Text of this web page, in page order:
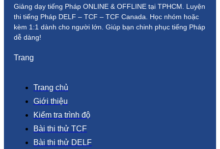
Giảng dạy tiếng Pháp ONLINE & OFFLINE tại TPHCM. Luyện
thi tiếng Pháp DELF – TCF – TCF Canada. Học nhóm hoặc
kèm 1:1 dành cho người lớn. Giúp bạn chinh phục tiếng Pháp
dễ dàng!
Trang
Trang chủ
Giới thiệu
Kiểm tra trình độ
Bài thi thử TCF
Bài thi thử DELF